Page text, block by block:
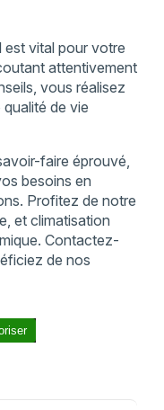
est vital pour votre
attentivement
vous réalisez
de vie
faire éprouvé,
besoins en
Profitez de notre
et climatisation
Contactez-
de nos